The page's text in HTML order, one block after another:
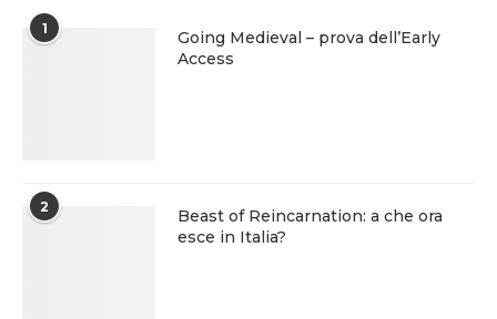
1
Going Medieval – prova dell’Early
Access
2
Beast of Reincarnation: a che ora
esce in Italia?